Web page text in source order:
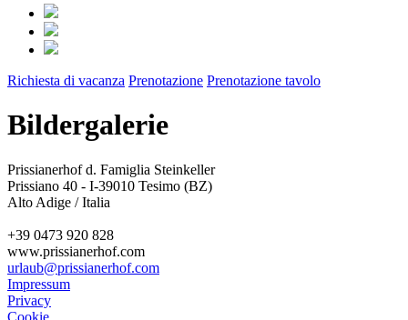
Richiesta di vacanza Prenotazione Prenotazione tavolo
Bildergalerie
Prissianerhof d. Famiglia Steinkeller
Prissiano 40 - I-39010 Tesimo (BZ)
Alto Adige / Italia
+39 0473 920 828
www.prissianerhof.com
urlaub@prissianerhof.com
Impressum
Privacy
Cookie